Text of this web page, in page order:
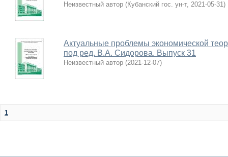
Неизвестный автор (Кубанский гос. ун-т, 2021-05-31)
Актуальные проблемы экономической
под ред. В.А. Сидорова. Выпуск 31
Неизвестный автор (2021-12-07)
1